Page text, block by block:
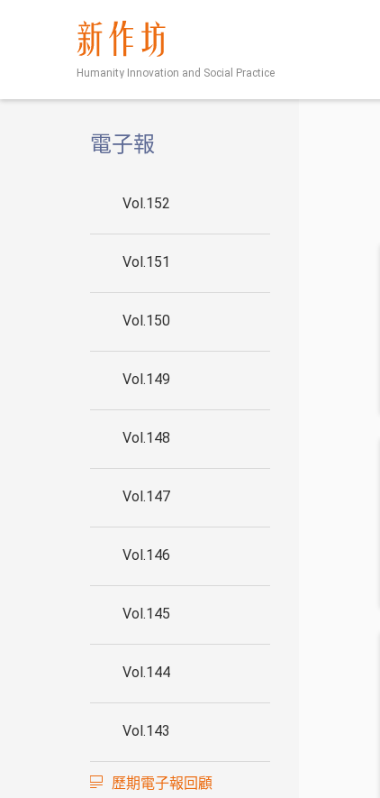
Humanity Innovation and Social Practice
電子報
Vol.152
Vol.151
Vol.150
Vol.149
Vol.148
Vol.147
Vol.146
Vol.145
Vol.144
Vol.143
歷期電子報回顧